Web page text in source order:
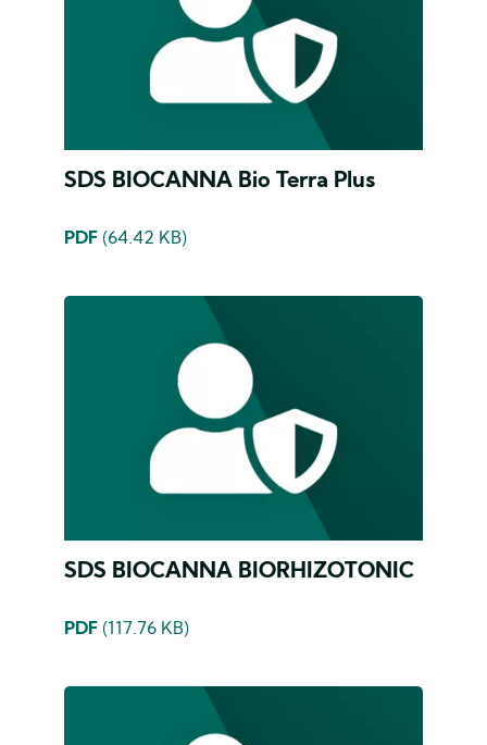
SDS BIOCANNA Bio Terra Plus
PDF (64.42 KB)
SDS BIOCANNA BIORHIZOTONIC
PDF (117.76 KB)